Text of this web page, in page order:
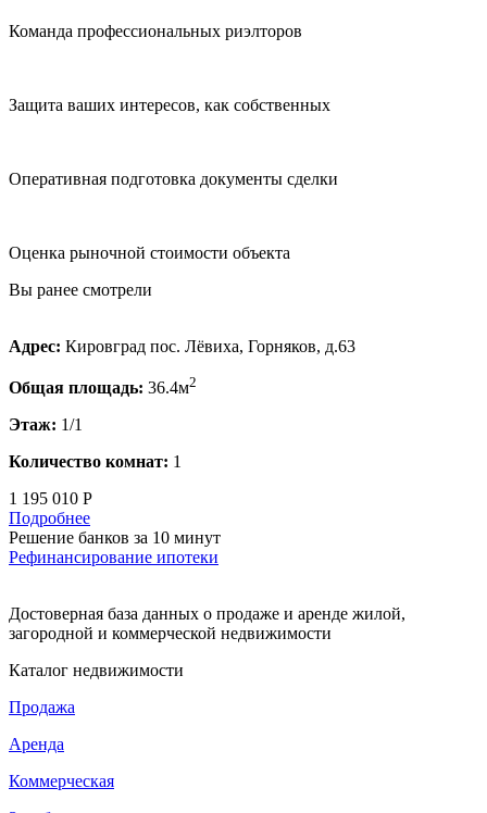
Команда профессиональных риэлторов
Защита ваших интересов, как собственных
Оперативная подготовка документы сделки
Оценка рыночной стоимости объекта
Вы ранее смотрели
Адрес: Кировград пос. Лёвиха, Горняков, д.63
Общая площадь: 36.4м2
Этаж: 1/1
Количество комнат: 1
1 195 010 Р
Подробнее
Решение банков за 10 минут
Рефинансирование ипотеки
Достоверная база данных о продаже и аренде жилой,
загородной и коммерческой недвижимости
Каталог недвижимости
Продажа
Аренда
Коммерческая